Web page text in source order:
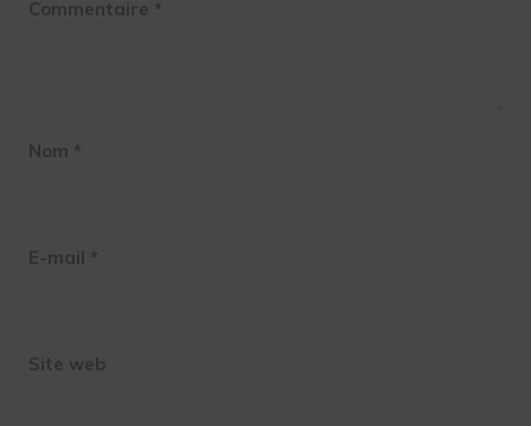
Commentaire *
Nom *
E-mail *
Site web